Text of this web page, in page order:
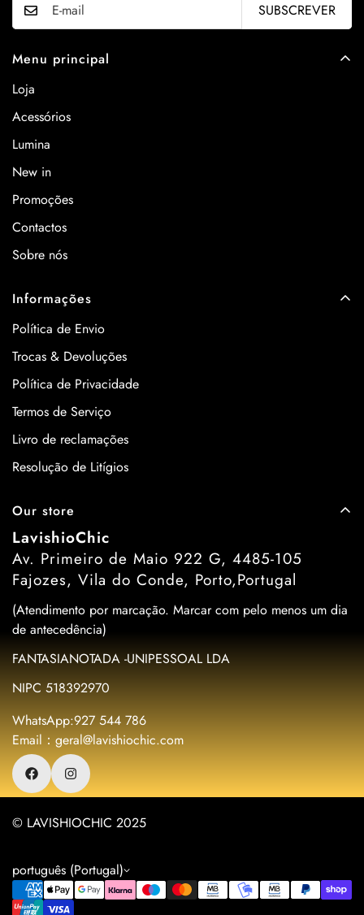
SUBSCREVER
Menu principal
Loja
Acessórios
Lumina
New in
Promoções
Contactos
Sobre nós
Informações
Política de Envio
Trocas & Devoluções
Política de Privacidade
Termos de Serviço
Livro de reclamações
Resolução de Litígios
Our store
LavishioChic
Av. Primeiro de Maio 922 G, 4485-105
Fajozes, Vila do Conde, Porto,Portugal
(Atendimento por marcação. Marcar com pelo menos um dia
de antecedência)
FANTASIANOTADA -UNIPESSOAL LDA
NIPC 518392970
WhatsApp:927 544 786
Email：geral@lavishiochic.com
© LAVISHIOCHIC 2025
português (Portugal)